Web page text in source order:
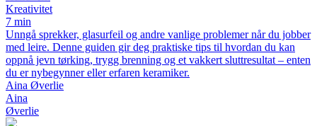
Kreativitet
7 min
Unngå sprekker, glasurfeil og andre vanlige problemer når du jobber
med leire. Denne guiden gir deg praktiske tips til hvordan du kan
oppnå jevn tørking, trygg brenning og et vakkert sluttresultat – enten
du er nybegynner eller erfaren keramiker.
Aina Øverlie
Aina
Øverlie